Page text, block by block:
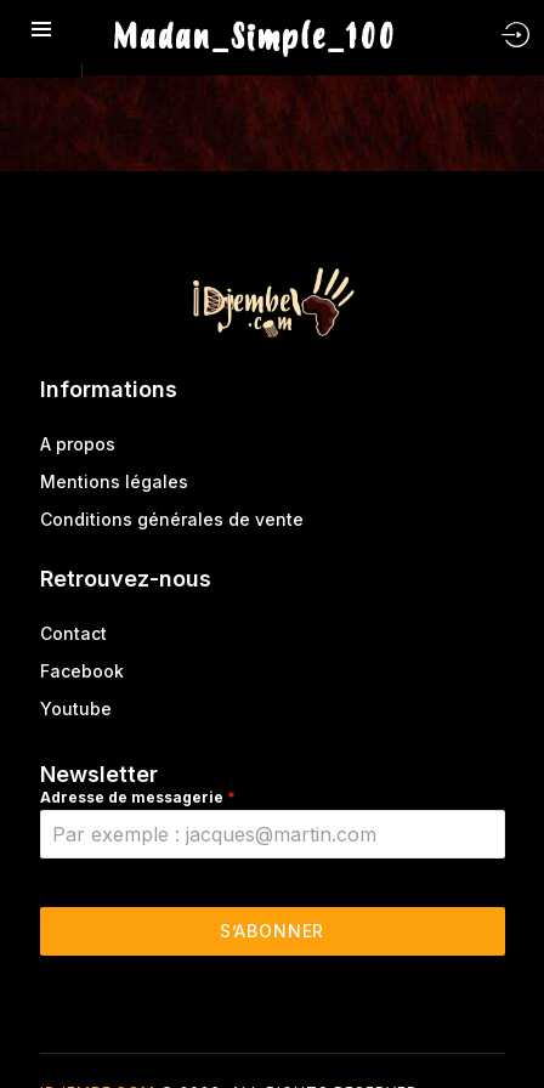
Madan_Simple_100
Informations
A propos
Mentions légales
Conditions générales de vente
Retrouvez-nous
Contact
Facebook
Youtube
Newsletter
Adresse de messagerie *
S’ABONNER